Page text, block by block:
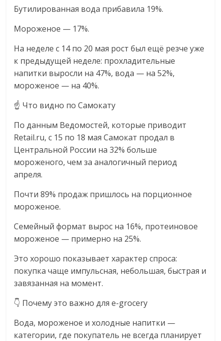
как
знать
Сеть
меняет
жизнь
людей
обсудить
изменения
читателем.
Бутилированная вода прибавила 19%.
Мороженое — 17%.
На неделе с 14 по 20 мая рост был ещё резче уже
к предыдущей неделе: прохладительные
напитки выросли на 47%, вода — на 52%,
мороженое — на 40%.
☝️ Что видно по Самокату
По данным Ведомостей, которые приводит
Retail.ru, с 15 по 18 мая Самокат продал в
Центральной России на 32% больше
мороженого, чем за аналогичный период
апреля.
Почти 89% продаж пришлось на порционное
мороженое.
Семейный формат вырос на 16%, протеиновое
мороженое — примерно на 25%.
Это хорошо показывает характер спроса:
покупка чаще импульсная, небольшая, быстрая и
завязанная на момент.
👇 Почему это важно для e-grocery
Вода, мороженое и холодные напитки —
категории, где покупатель не всегда планирует